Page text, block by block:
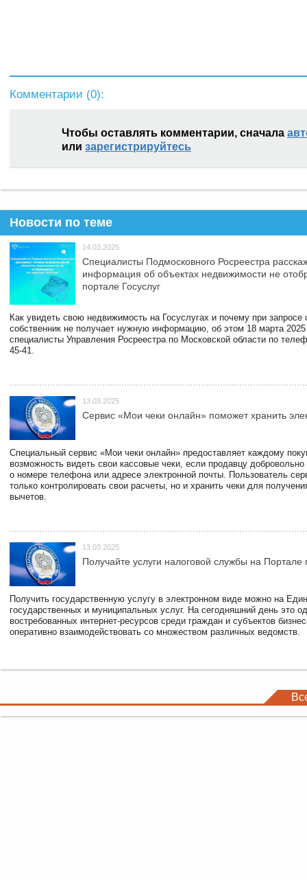
Комментарии (0):
Чтобы оставлять комментарии, сначала
или зарегистрируйтесь
Новости по теме
14.03.2025
Специалисты Подмосковного Росреестра
информация об объектах недвижимости не
портале Госуслуг
Как увидеть свою недвижимость на Госуслугах и почему при запросе
собственник не получает нужную информацию, об этом 18 марта 2025
специалисты Управления Росреестра по Московской области по
45-41.
13.03.2025
Сервис «Мои чеки онлайн» поможет хранить
Специальный сервис «Мои чеки онлайн» предоставляет каждому
возможность видеть свои кассовые чеки, если продавцу
о номере телефона или адресе электронной почты. Пользователь
только контролировать свои расчеты, но и хранить чеки для
вычетов.
13.03.2025
Получайте услуги налоговой службы на Портале
Получить государственную услугу в электронном виде можно на
государственных и муниципальных услуг. На сегодняшний день это
востребованных интернет-ресурсов среди граждан и субъектов
оперативно взаимодействовать со множеством различных ведомств.